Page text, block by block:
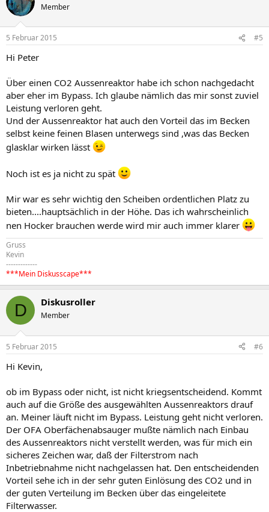
Member
5 Februar 2015 #5
Hi Peter
Über einen CO2 Aussenreaktor habe ich schon nachgedacht
aber eher im Bypass. Ich glaube nämlich das mir sonst zuviel
Leistung verloren geht.
Und der Aussenreaktor hat auch den Vorteil das im Becken
selbst keine feinen Blasen unterwegs sind ,was das Becken
glasklar wirken lässt
Noch ist es ja nicht zu spät
Mir war es sehr wichtig den Scheiben ordentlichen Platz zu
bieten....hauptsächlich in der Höhe. Das ich wahrscheinlich
nen Hocker brauchen werde wird mir auch immer klarer
Gruss
Kevin
-------------
***Mein Diskusscape***
D Diskusroller
Member
5 Februar 2015 #6
Hi Kevin,
ob im Bypass oder nicht, ist nicht kriegsentscheidend. Kommt
auch auf die Größe des ausgewählten Aussenreaktors drauf
an. Meiner läuft nicht im Bypass. Leistung geht nicht verloren.
Der OFA Oberfächenabsauger mußte nämlich nach Einbau
des Aussenreaktors nicht verstellt werden, was für mich ein
sicheres Zeichen war, daß der Filterstrom nach
Inbetriebnahme nicht nachgelassen hat. Den entscheidenden
Vorteil sehe ich in der sehr guten Einlösung des CO2 und in
der guten Verteilung im Becken über das eingeleitete
Filterwasser.